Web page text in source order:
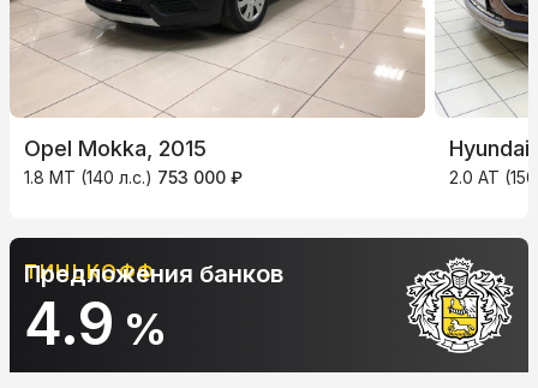
Opel Mokka, 2015
1.8 MT (140 л.с.) 753 000 ₽
Hyundai
2.0 AT
ТИНЬКОФФ
4.9 %
Предложения банков